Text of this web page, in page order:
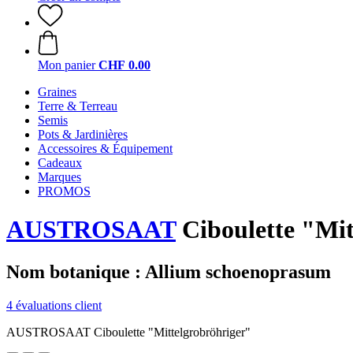
Mon panier CHF 0.00
Graines
Terre & Terreau
Semis
Pots & Jardinières
Accessoires & Équipement
Cadeaux
Marques
PROMOS
AUSTROSAATCiboulette
Nom botanique : Allium schoenoprasum
4 évaluations client
AUSTROSAAT Ciboulette "Mittelgrobröhriger"